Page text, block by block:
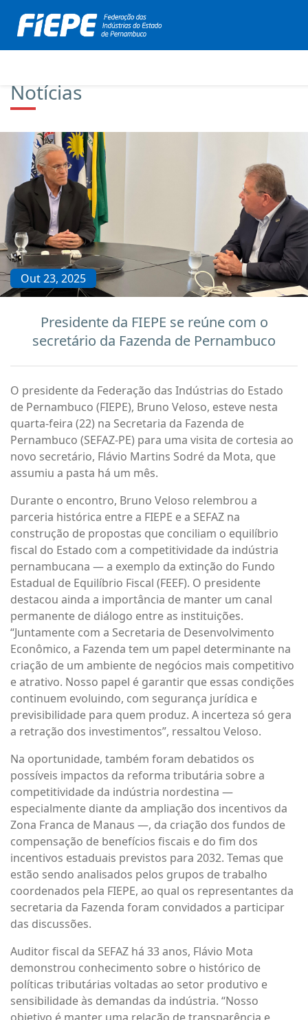
Notícias
Out 23, 2025
Presidente da FIEPE se reúne com o
secretário da Fazenda de Pernambuco
O presidente da Federação das Indústrias do Estado
de Pernambuco (FIEPE), Bruno Veloso, esteve nesta
quarta-feira (22) na Secretaria da Fazenda de
Pernambuco (SEFAZ-PE) para uma visita de cortesia ao
novo secretário, Flávio Martins Sodré da Mota, que
assumiu a pasta há um mês.
Durante o encontro, Bruno Veloso relembrou a
parceria histórica entre a FIEPE e a SEFAZ na
construção de propostas que conciliam o equilíbrio
fiscal do Estado com a competitividade da indústria
pernambucana — a exemplo da extinção do Fundo
Estadual de Equilíbrio Fiscal (FEEF). O presidente
destacou ainda a importância de manter um canal
permanente de diálogo entre as instituições.
“Juntamente com a Secretaria de Desenvolvimento
Econômico, a Fazenda tem um papel determinante na
criação de um ambiente de negócios mais competitivo
e atrativo. Nosso papel é garantir que essas condições
continuem evoluindo, com segurança jurídica e
previsibilidade para quem produz. A incerteza só gera
a retração dos investimentos”, ressaltou Veloso.
Na oportunidade, também foram debatidos os
possíveis impactos da reforma tributária sobre a
competitividade da indústria nordestina —
especialmente diante da ampliação dos incentivos da
Zona Franca de Manaus —, da criação dos fundos de
compensação de benefícios fiscais e do fim dos
incentivos estaduais previstos para 2032. Temas que
estão sendo analisados pelos grupos de trabalho
coordenados pela FIEPE, ao qual os representantes da
secretaria da Fazenda foram convidados a participar
das discussões.
Auditor fiscal da SEFAZ há 33 anos, Flávio Mota
demonstrou conhecimento sobre o histórico de
políticas tributárias voltadas ao setor produtivo e
sensibilidade às demandas da indústria. “Nosso